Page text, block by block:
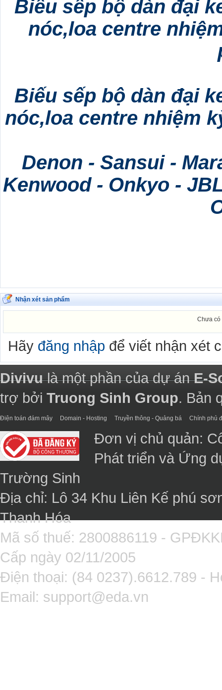
Biếu sếp bộ dàn đại
nóc,loa centre
Biếu sếp bộ dàn đại
nóc,loa centre nhiệm
Denon - Sansui -
Kenwood - Onkyo -
Nhận xét sản phẩm
Chưa có
Hãy đăng nhập để viết nhận xét
Divivulà một phần của dự ánE-
trợ bởi Truong Sinh Group. Bản
Điện toán đám mây Domain - Hosting Truyền thông - Quảng bá Chính phủ
Đơn vị chủ quản:
Phát triển và Ứng
Trường Sinh
Địa chỉ: Lô 34 Khu Liên Kế phú
Thanh Hóa
Mã số thuế: 2800886119 -
Cấp ngày 02/11/2005
Điện thoại: (84 0237).6612.789 -
Email: support@eda.vn